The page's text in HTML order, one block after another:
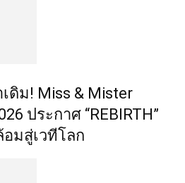
ดิม! Miss & Mister
ประกาศ “REBIRTH”
มสู่เวทีโลก